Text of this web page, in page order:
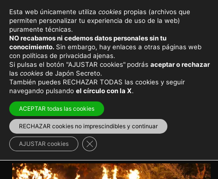
Eventos y festivales en Japón
El festival del Fuego de
Kurama o Kurama No Hi
Matsuri
En las montañas al norte de Kioto se celebra en
octubre uno de los tres festivales más excéntricos de
Japón
Región de Kansai > Kioto
Esta web únicamente utiliza cookies propias (archivos que
permiten personalizar tu experiencia de uso de la web)
puramente técnicas.
NO recabamos ni cedemos datos personales sin tu
conocimiento. Sin embargo, hay enlaces a otras páginas web
con políticas de privacidad ajenas.
Si pulsas el botón "AJUSTAR cookies" podrás aceptar o rechazar
las cookies de Japón Secreto.
También puedes RECHAZAR TODAS las cookies y seguir
navegando pulsando el círculo con la X.
ACEPTAR todas las cookies
RECHAZAR cookies no imprescindibles y continuar
AJUSTAR cookies Cerrar el banner de cookies RGPD